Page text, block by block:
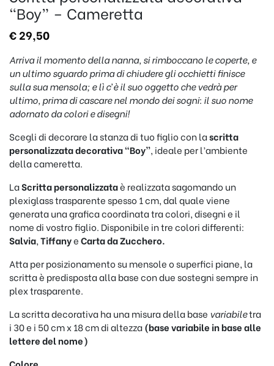
“Boy” – Cameretta
€29,50
Arriva il momento della nanna, si rimboccano le coperte, e
un ultimo sguardo prima di chiudere gli occhietti finisce
sulla sua mensola; e lì c’è il suo oggetto che vedrà per
ultimo, prima di cascare nel mondo dei sogni: il suo nome
adornato da colori e disegni!
Scegli di decorare la stanza di tuo figlio con lascritta
personalizzata decorativa “Boy”, ideale per l’ambiente
della cameretta.
LaScritta personalizzataè realizzata sagomando un
plexiglass trasparente spesso 1 cm, dal quale viene
generata una grafica coordinata tra colori, disegni e il
nome di vostro figlio. Disponibile in tre colori differenti:
Salvia,TiffanyeCarta da Zucchero.
Atta per posizionamento su mensole o superfici piane, la
scritta è predisposta alla base con due sostegni sempre in
plex trasparente.
La scritta decorativa ha una misura della base variabiletra
i 30 e i 50 cm x 18 cm di altezza(base variabile in base alle
lettere del nome)